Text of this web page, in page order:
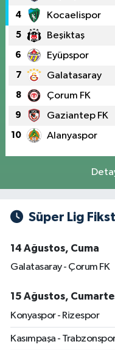
4 Kocaelispor
5 Beşiktaş
6 Eyüpspor
7 Galatasaray
8 Çorum FK
9 Gaziantep FK
10 Alanyaspor
Süper Lig
14 Ağustos, Cuma
Galatasaray - Çorum FK
15 Ağustos,
Konyaspor - Rizespor
Kasımpaşa -